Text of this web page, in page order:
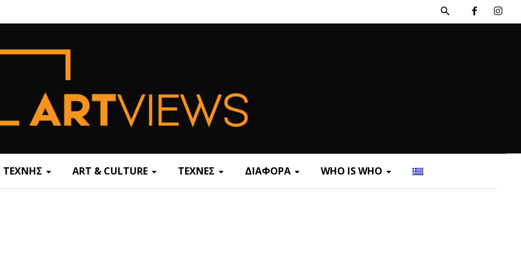
ΤΕΧΝΗΣ ART & CULTURE ΤΕΧΝΕΣ ΔΙΑΦΟΡΑ WHO IS WHO